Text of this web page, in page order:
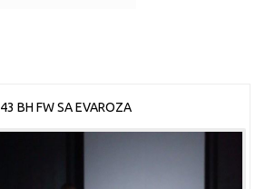
43 BH FW SA EVAROZA